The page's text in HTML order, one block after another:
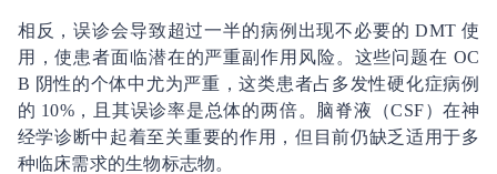
相反，误诊会导致超过一半的病例出现不必要的 DMT 使
用，使患者面临潜在的严重副作用风险。这些问题在 OC
B 阴性的个体中尤为严重，这类患者占多发性硬化症病例
的 10%，且其误诊率是总体的两倍。脑脊液（CSF）在神
经学诊断中起着至关重要的作用，但目前仍缺乏适用于多
种临床需求的生物标志物。